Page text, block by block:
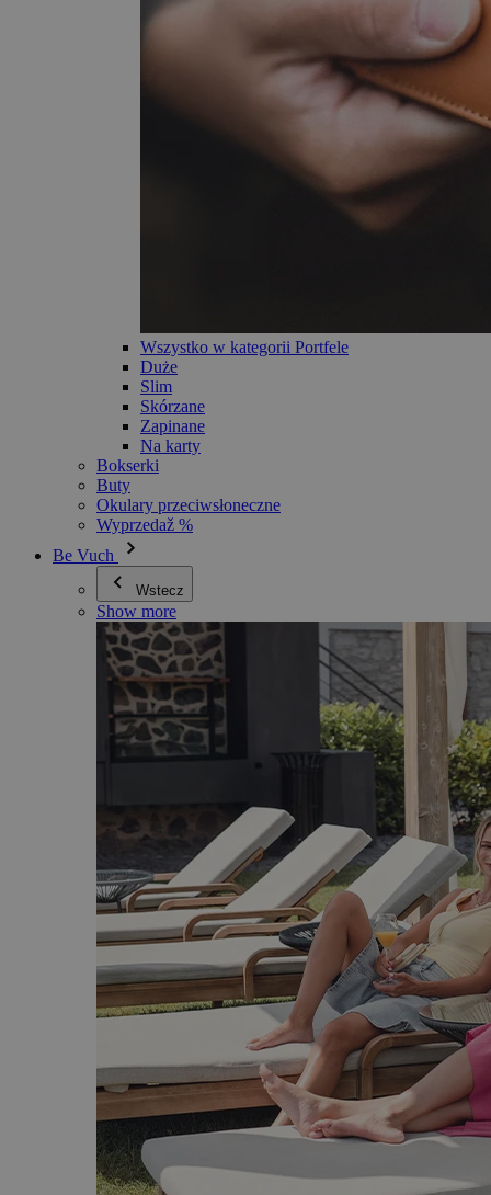
Wszystko w kategorii Portfele
Duże
Slim
Skórzane
Zapinane
Na karty
Bokserki
Buty
Okulary przeciwsłoneczne
Wyprzedaž %
Be Vuch
Wstecz
Show more